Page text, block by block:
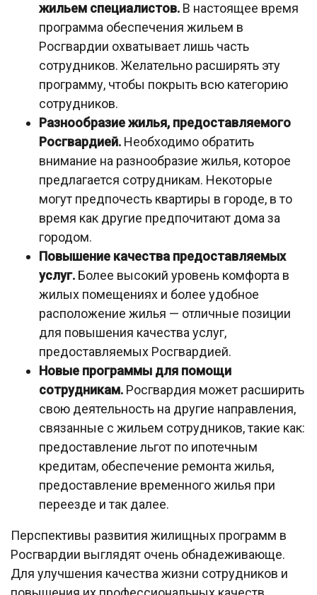
жильем специалистов. В настоящее время
программа обеспечения жильем в
Росгвардии охватывает лишь часть
сотрудников. Желательно расширять эту
программу, чтобы покрыть всю категорию
сотрудников.
Разнообразие жилья, предоставляемого
Росгвардией. Необходимо обратить
внимание на разнообразие жилья, которое
предлагается сотрудникам. Некоторые
могут предпочесть квартиры в городе, в то
время как другие предпочитают дома за
городом.
Повышение качества предоставляемых
услуг. Более высокий уровень комфорта в
жилых помещениях и более удобное
расположение жилья — отличные позиции
для повышения качества услуг,
предоставляемых Росгвардией.
Новые программы для помощи
сотрудникам. Росгвардия может расширить
свою деятельность на другие направления,
связанные с жильем сотрудников, такие как:
предоставление льгот по ипотечным
кредитам, обеспечение ремонта жилья,
предоставление временного жилья при
переезде и так далее.
Перспективы развития жилищных программ в
Росгвардии выглядят очень обнадеживающе.
Для улучшения качества жизни сотрудников и